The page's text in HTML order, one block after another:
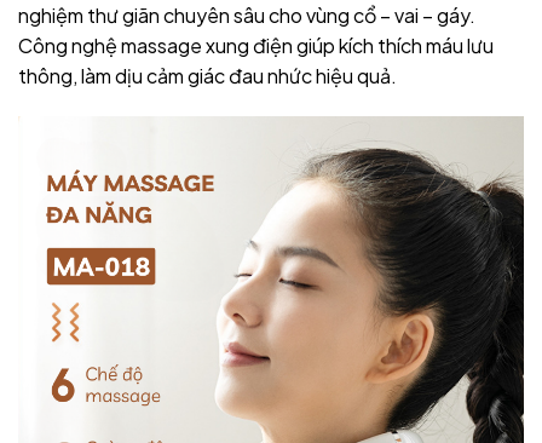
nghiệm thư giãn chuyên sâu cho vùng cổ – vai – gáy.
Công nghệ massage xung điện giúp kích thích máu lưu
thông, làm dịu cảm giác đau nhức hiệu quả.